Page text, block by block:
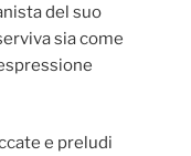
del suo
sia come
e preludi